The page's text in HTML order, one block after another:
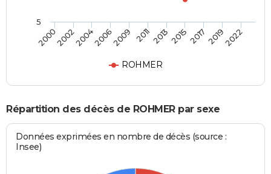
ROHMER
20002002200420062009 201120132015201720192022
5
Répartition des décès de ROHMER par sexe
Données exprimées en nombre de décès (source :
Insee)